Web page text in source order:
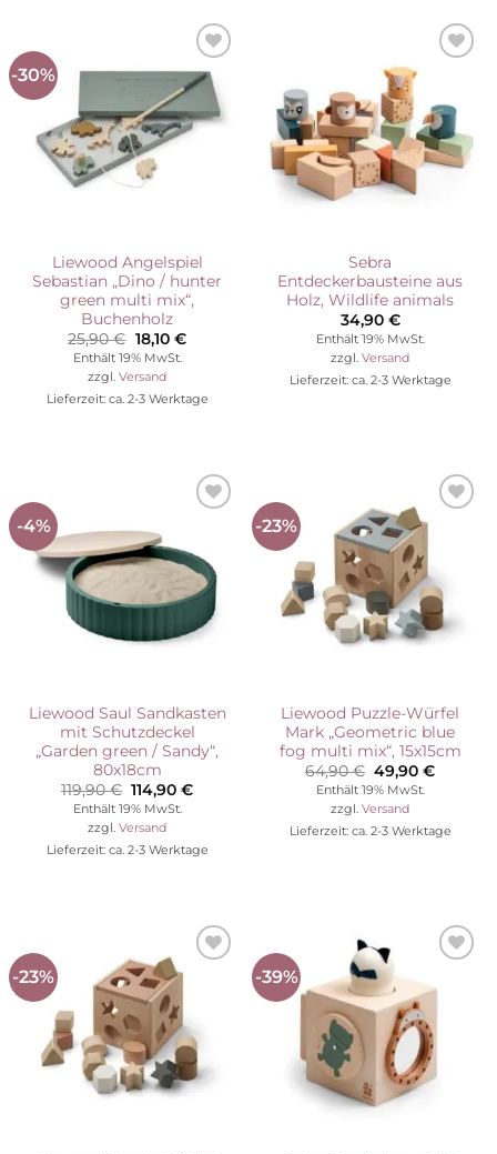
-30%
Auf die
Wunschliste
Liewood Angelspiel
Sebastian „Dino / hunter
green multi mix“,
Buchenholz
25,90€ Ursprünglicher
Preis
war:
25,90 €
18,10 €Aktueller
Enthält 19% MwSt.
zzgl. Versand
Lieferzeit: ca. 2-3 Werktage
Auf die
Wunschliste
Sebra
Entdeckerbausteine aus
Holz, Wildlife animals
34,90 €
Enthält 19% MwSt.
zzgl. Versand
Lieferzeit: ca. 2-3 Werktage
-4%
Wunschliste
Liewood Saul Sandkasten
mit Schutzdeckel
„Garden green / Sandy“,
80x18cm
119,90€ Ursprünglicher
Preis
war:
119,90 €
114,90€Aktueller
Enthält 19% MwSt.
zzgl. Versand
Lieferzeit: ca. 2-3 Werktage
-23%
Auf die
Wunschliste
Liewood Puzzle-Würfel
Mark „Geometric blue
fog multi mix“, 15x15cm
64,90€ Ursprünglicher
Preis
war:
64,90 €
49,90€
Enthält 19% MwSt.
zzgl. Versand
Lieferzeit: ca. 2-3 Werktage
-23%
Auf die
Wunschliste
-39%
Wunschliste